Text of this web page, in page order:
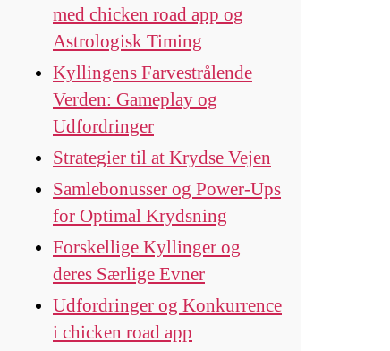
med chicken road app og
Astrologisk Timing
Kyllingens Farvestrålende
Verden: Gameplay og
Udfordringer
Strategier til at Krydse Vejen
Samlebonusser og Power-Ups
for Optimal Krydsning
Forskellige Kyllinger og
deres Særlige Evner
Udfordringer og Konkurrence
i chicken road app